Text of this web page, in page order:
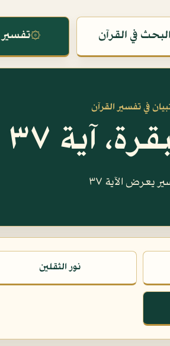
البحث في القرآن ۞تفسير
في تفسير القرآن
آية ٣٧
يعرض الآية ٣٧
نور الثقلين